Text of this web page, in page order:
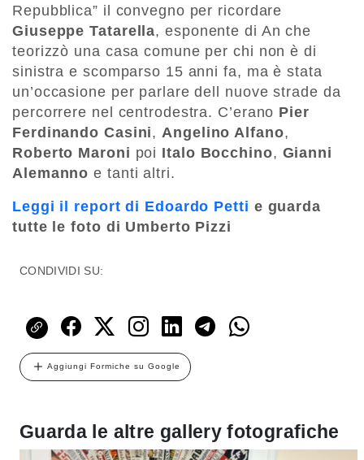
Repubblica” il convegno per ricordare
Giuseppe Tatarella, esponente di An che
teorizzò una casa comune per chi non è di
sinistra e scomparso 15 anni fa, ma è stata
un’occasione per parlare dell nuove strade da
percorrere nel centrodestra. C’erano Pier
Ferdinando Casini,Angelino Alfano,
Roberto Maroni poi Italo Bocchino, Gianni
Alemanno e tanti altri.
Leggi il report di Edoardo Petti e guarda
tutte le foto di Umberto Pizzi
CONDIVIDI SU:
Aggiungi Formiche su Google
Guarda le altre gallery fotografiche